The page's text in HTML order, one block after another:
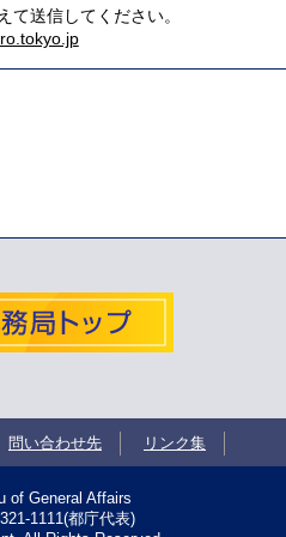
送信してください。
問い合わせ先 リンク集
of General Affairs
1111(都庁代表)